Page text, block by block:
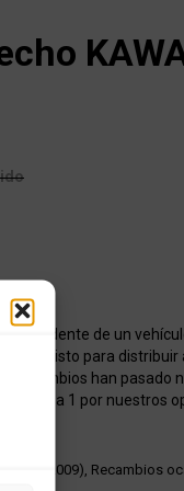
procedente de un
listo para
recambios han pasado
1 a 1 por nuestros
(2006-2009), Recambios